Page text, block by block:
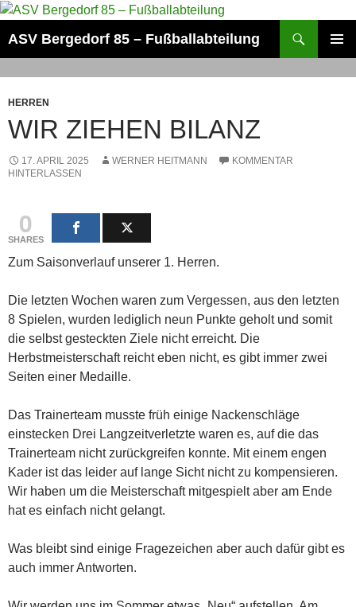
Zum
springen
ASV Bergedorf 85 – Fußballabteilung
HERREN
WIR ZIEHEN BILANZ
17. APRIL 2025 WERNER HEITMANN
KOMMENTAR
HINTERLASSEN
0
SHARES
Zum Saisonverlauf unserer 1. Herren.
Die letzten Wochen waren zum Vergessen, aus den letzten
8 Spielen, wurden lediglich neun Punkte geholt und somit
die selbst gesteckten Ziele nicht erreicht. Die
Herbstmeisterschaft reicht eben nicht, es gibt immer zwei
Seiten einer Medaille.
Das Trainerteam musste früh einige Nackenschläge
einstecken Drei Langzeitverletzte waren es, auf die das
Trainerteam nicht zurückgreifen konnte. Mit einem engen
Kader ist das leider auf lange Sicht nicht zu kompensieren.
Wir haben um die Meisterschaft mitgespielt aber am Ende
hat es einfach nicht gelangt.
Was bleibt sind einige Fragezeichen aber auch dafür gibt es
auch immer Antworten.